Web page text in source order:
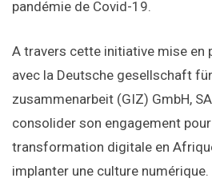
pandémie de Covid-19.
A travers cette initiative mise en
avec la Deutsche gesellschaft
zusammenarbeit (GIZ) GmbH,
consolider son engagement
transformation digitale en
implanter une culture numérique.